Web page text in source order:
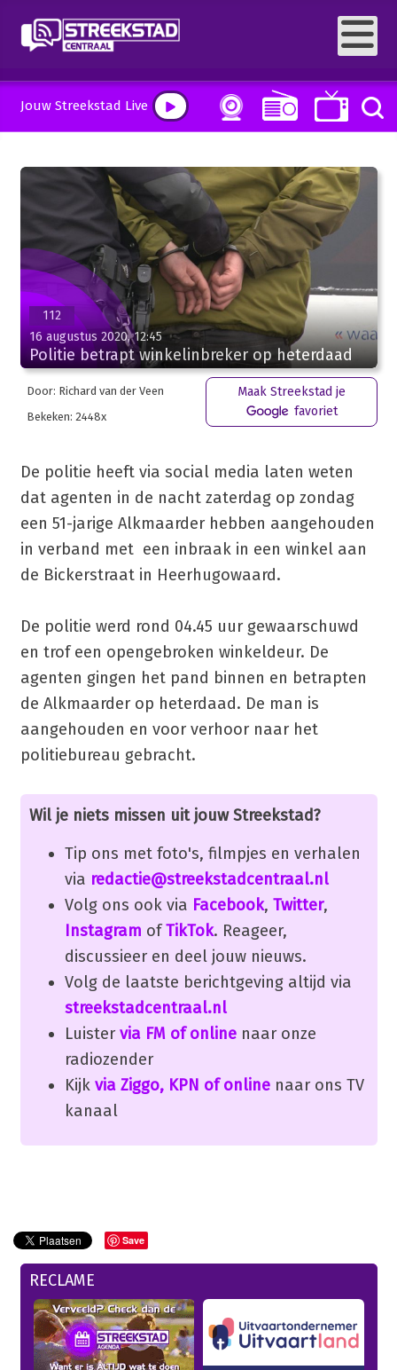
Jouw Streekstad Live
112
16 augustus 2020, 12:45
Politie betrapt winkelinbreker op heterdaad
Door: Richard van der Veen
Bekeken: 2448x
Maak Streekstad je
favoriet
De politie heeft via social media laten weten
dat agenten in de nacht zaterdag op zondag
een 51-jarige Alkmaarder hebben aangehouden
in verband met een inbraak in een winkel aan
de Bickerstraat in Heerhugowaard.
De politie werd rond 04.45 uur gewaarschuwd
en trof een opengebroken winkeldeur. De
agenten gingen het pand binnen en betrapten
de Alkmaarder op heterdaad. De man is
aangehouden en voor verhoor naar het
politiebureau gebracht.
Wil je niets missen uit jouw Streekstad?
Tip ons met foto's, filmpjes en verhalen
via redactie@streekstadcentraal.nl
Volg ons ook via Facebook, Twitter,
Instagram ofTikTok. Reageer,
discussieer en deel jouw nieuws.
Volg de laatste berichtgeving altijd via
streekstadcentraal.nl
Luister via FM of onlinenaar onze
radiozender
Kijk via Ziggo, KPN of onlinenaar ons TV
kanaal
Save
RECLAME